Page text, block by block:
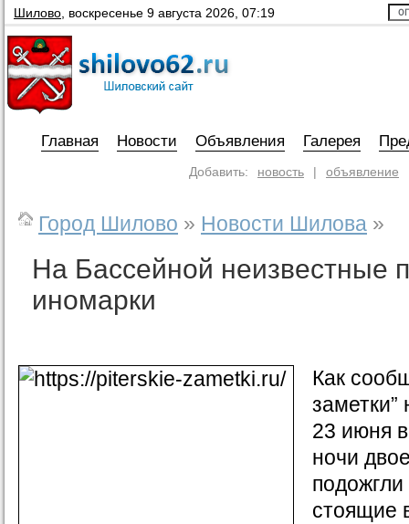
Шилово воскресенье 9 августа 2026, 07:19
Главная Новости Объявления Галерея
Добавить: новость | объявление
Город Шилово » Новости Шилова »
На Бассейной неизвестные
иномарки
Как
заметки”
23 июня
ночи
стоящие